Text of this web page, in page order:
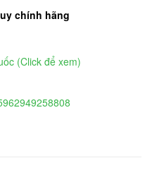
chính hãng
(Click để xem)